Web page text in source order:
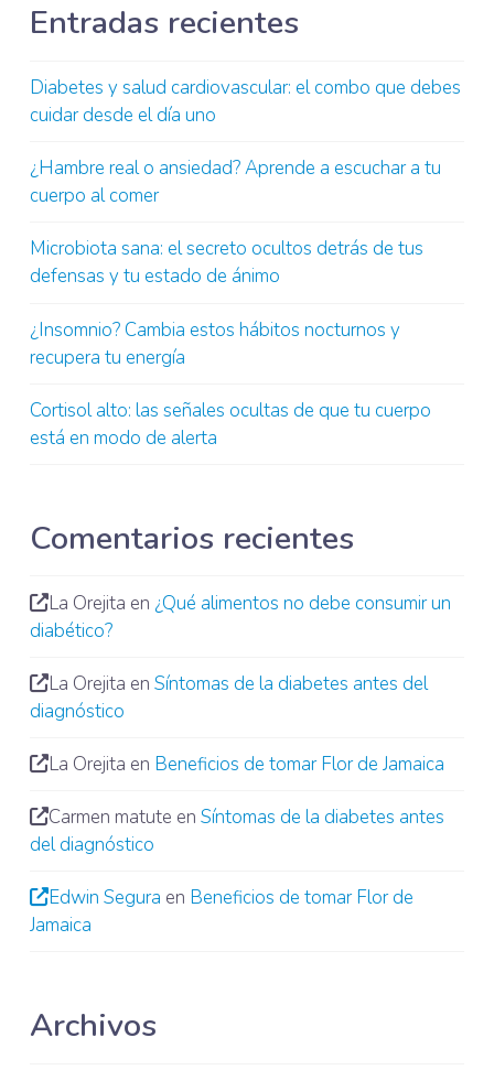
Entradas recientes
Diabetes y salud cardiovascular: el combo que debes
cuidar desde el día uno
¿Hambre real o ansiedad? Aprende a escuchar a tu
cuerpo al comer
Microbiota sana: el secreto ocultos detrás de tus
defensas y tu estado de ánimo
¿Insomnio? Cambia estos hábitos nocturnos y
recupera tu energía
Cortisol alto: las señales ocultas de que tu cuerpo
está en modo de alerta
Comentarios recientes
La Orejita en ¿Qué alimentos no debe consumir un
diabético?
La Orejita en Síntomas de la diabetes antes del
diagnóstico
La Orejita en Beneficios de tomar Flor de Jamaica
Carmen matute en Síntomas de la diabetes antes
del diagnóstico
Edwin Segura en Beneficios de tomar Flor de
Jamaica
Archivos